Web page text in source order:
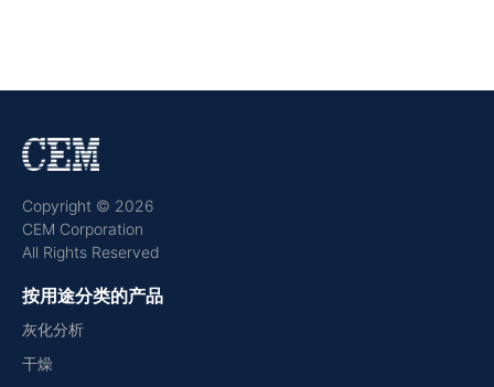
Copyright © 2026
CEM Corporation
All Rights Reserved
按用途分类的产品
灰化分析
干燥